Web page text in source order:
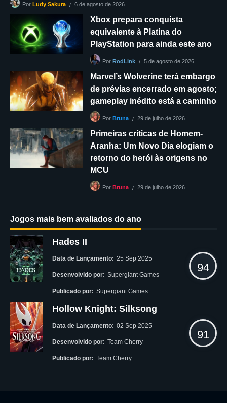
Por Ludy Sakura 6 de agosto de 2026
Xbox prepara conquista
equivalente à Platina do
PlayStation para ainda este ano
Por RodLink 5 de agosto de 2026
Marvel’s Wolverine terá embargo
de prévias encerrado em agosto;
gameplay inédito está a caminho
Por Bruna 29 de julho de 2026
Primeiras críticas de Homem-
Aranha: Um Novo Dia elogiam o
retorno do herói às origens no
MCU
Por Bruna 29 de julho de 2026
Jogos mais bem avaliados do ano
Hades II
Data de Lançamento: 25 Sep 2025
Desenvolvido por: Supergiant Games
Publicado por: Supergiant Games
94
Hollow Knight: Silksong
Data de Lançamento: 02 Sep 2025
Desenvolvido por: Team Cherry
Publicado por: Team Cherry
91